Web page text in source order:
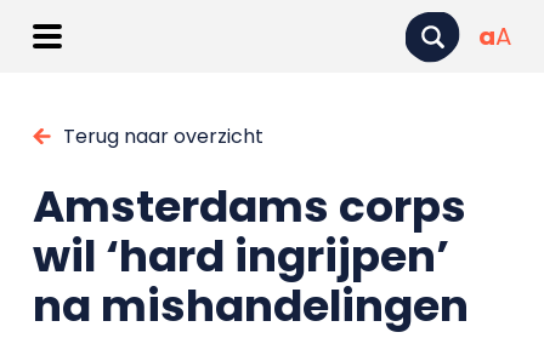
aA
Terug naar overzicht
Amsterdams corps
wil ‘hard ingrijpen’
na mishandelingen